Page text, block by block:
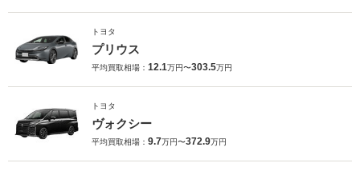
トヨタ
プリウス
平均買取相場： 12.1万円〜303.5万円
トヨタ
ヴォクシー
平均買取相場： 9.7万円〜372.9万円